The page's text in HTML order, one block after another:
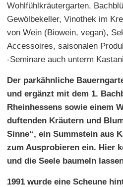
Wohlfühlkräutergarten,
Gewölbekeller, Vinothek im
von Wein (Biowein, vegan),
Accessoires, saisonalen
-Seminare auch unterm
Der parkähnliche
und ergänzt mit dem 1.
Rheinhessens sowie einem
duftenden Kräutern und
Sinne“, ein Summstein aus
zum Ausprobieren ein. Hier
und die Seele baumeln
1991 wurde eine Scheune